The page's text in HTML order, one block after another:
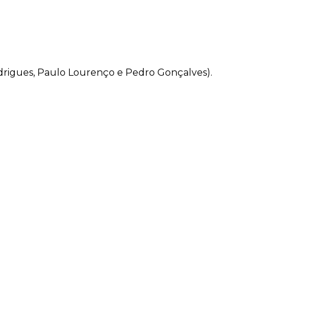
Paulo Lourenço e Pedro Gonçalves).